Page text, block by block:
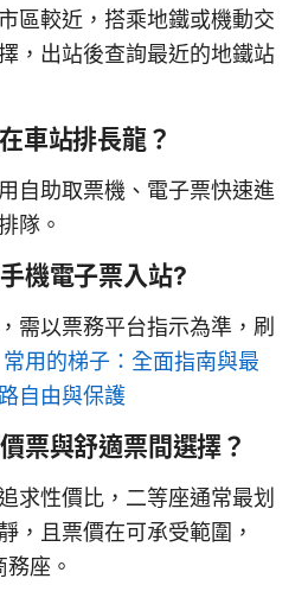
區較近，搭乘地鐵或機動交
，出站後查詢最近的地鐵站
車站排長龍？
自助取票機、電子票快速進
隊。
機電子票入站?
需以票務平台指示為準，刷
常用的梯子：全面指南與最
自由與保護
票與舒適票間選擇？
求性價比，二等座通常最划
，且票價在可承受範圍，
座。